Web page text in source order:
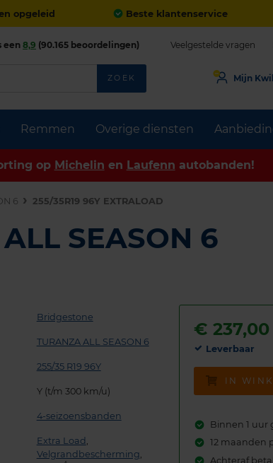
opgeleid Beste klantenservice
Remmen Overige diensten
een8,9 (90.165 beoordelingen) Veelgestelde vragen
ZOEK Mijn
op Michelin en Laufenn autobanden!
6 255/35R19 96Y EXTRALOAD
SEASON 6
Bridgestone
TURANZA ALL SEASON 6
255/35 R19 96Y
Y (t/m 300 km/u)
4-seizoensbanden
Extra Load ,
Velgrandbescherming,
€237,00
Leverbaar
IN
Binnen 1 uur
12 maanden
Achteraf